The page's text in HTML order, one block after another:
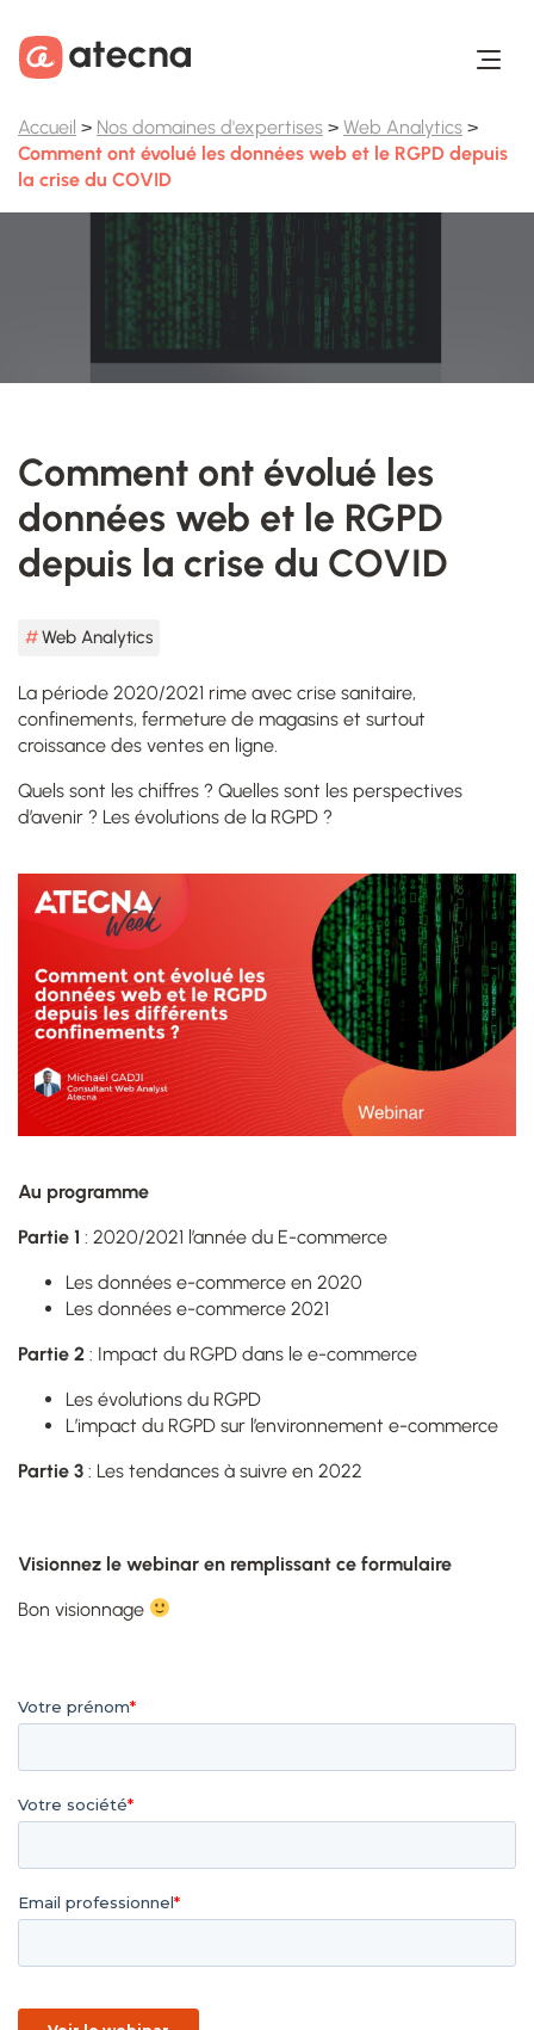
Accueil > Nos domaines d'expertises > Web Analytics >
Comment ont évolué les données web et le RGPD depuis
la crise du COVID
Comment ont évolué les
données web et le RGPD
depuis la crise du COVID
Web Analytics
La période 2020/2021 rime avec crise sanitaire,
confinements, fermeture de magasins et surtout
croissance des ventes en ligne.
Quels sont les chiffres ? Quelles sont les perspectives
d’avenir ? Les évolutions de la RGPD ?
Au programme
Partie 1 : 2020/2021 l’année du E-commerce​
Les données e-commerce en 2020​
Les données e-commerce 2021​
Partie 2 : Impact du RGPD dans le e-commerce ​
Les évolutions du RGPD​
L’impact du RGPD sur l’environnement e-commerce​
Partie 3 : Les tendances à suivre en 2022
Visionnez le webinar en remplissant ce formulaire
Bon visionnage